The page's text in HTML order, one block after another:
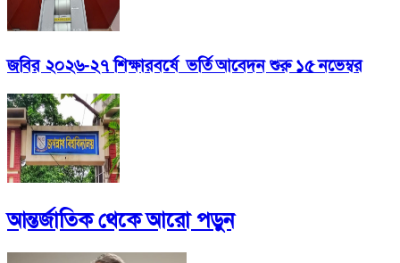
জবির ২০২৬-২৭ শিক্ষারবর্ষে ভর্তি আবেদন শুরু ১৫ নভেম্বর
আন্তর্জাতিকথেকে আরো পড়ুন